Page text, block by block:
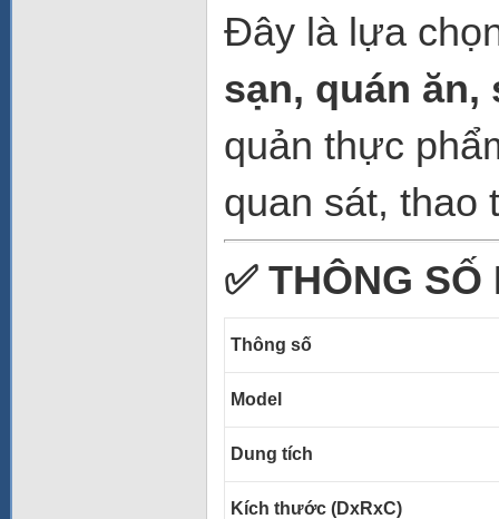
Đây là lựa
sạn, quán
quản thực
quan sát, thao
✅THÔNG SỐ
Thông số
Model
Dung tích
Kích thước (DxRxC)